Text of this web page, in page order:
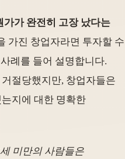
가가 완전히 고장 났다는
가진 창업자라면 투자할 수
례를 들어 설명합니다.
절당했지만, 창업자들은
지에 대한 명확한
미만의 사람들은